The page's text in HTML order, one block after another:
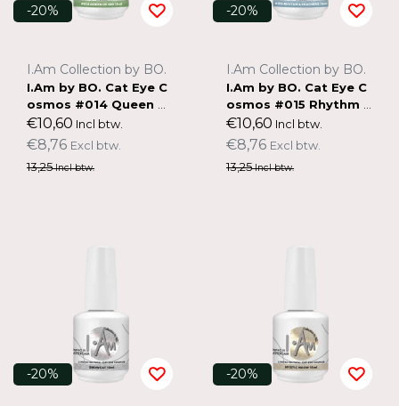
-20%
I.Am Collection by BO.
I.Am by BO. Cat Eye C
osmos #014 Queen of
Rio (15ml)
€10,60 Incl btw.
€8,76 Excl btw.
13,25Incl btw.
-20%
I.Am Collection by BO.
I.Am by BO. Cat Eye C
osmos #015 Rhythm &
Feathers (15ml)
€10,60 Incl btw.
€8,76 Excl btw.
13,25Incl btw.
-20% -20%